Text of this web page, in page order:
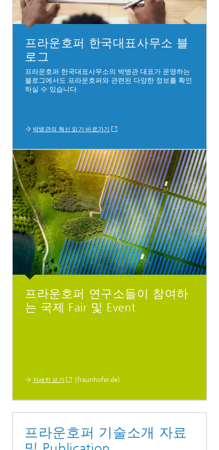
프라운호퍼 한국대표사무소 블
로그
프라운호퍼 한국대표사무소의 박병관 대표가 운영하는
블로그에서도 프라운호퍼와 관련된 다양한 정보를 확인
하실 수 있습니다.
박병관의 혁신 읽기 바로가기
프라운호퍼 연구소들이 참여하
는 국제 Fair 및 Event
자세히 보기 (fraunhofer.de)
프라운호퍼 기술소개 자료